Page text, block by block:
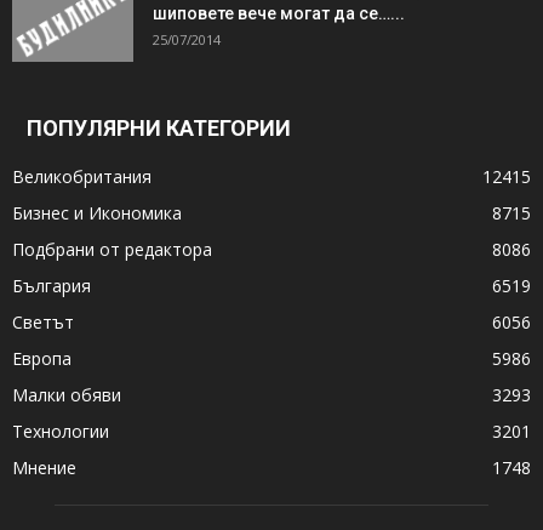
шиповете вече могат да се…...
25/07/2014
ПОПУЛЯРНИ КАТЕГОРИИ
Великобритания
12415
Бизнес и Икономика
8715
Подбрани от редактора
8086
България
6519
Светът
6056
Европа
5986
Малки обяви
3293
Технологии
3201
Мнение
1748